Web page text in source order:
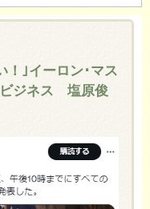
！｣イーロン･マス
ビジネス 塩原俊